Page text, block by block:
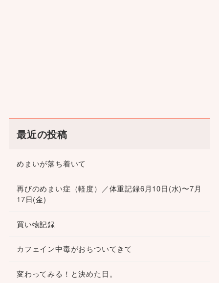
最近の投稿
めまいが落ち着いて
再びのめまい症（軽度）／体重記録6月10日(水)〜7月
17日(金)
買い物記録
カフェイン中毒がおちついてきて
変わってみる！と決めた日。